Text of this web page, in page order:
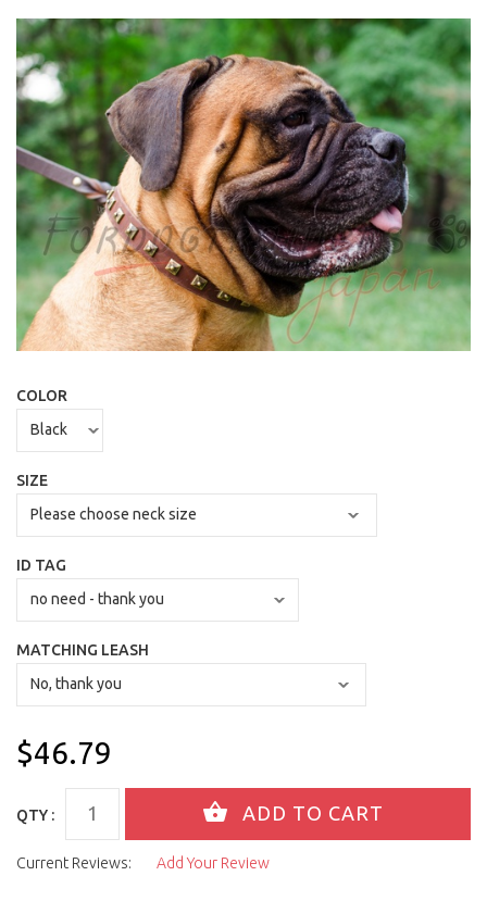
COLOR
SIZE
ID TAG
MATCHING LEASH
$46.79
QTY :
Current Reviews: Add Your Review